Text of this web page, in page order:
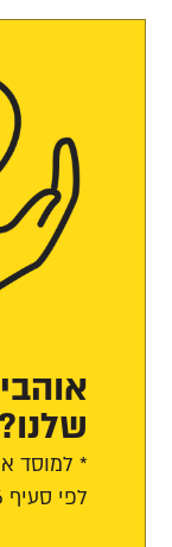
* למוסד
לפי סעיף 46 לפקודה